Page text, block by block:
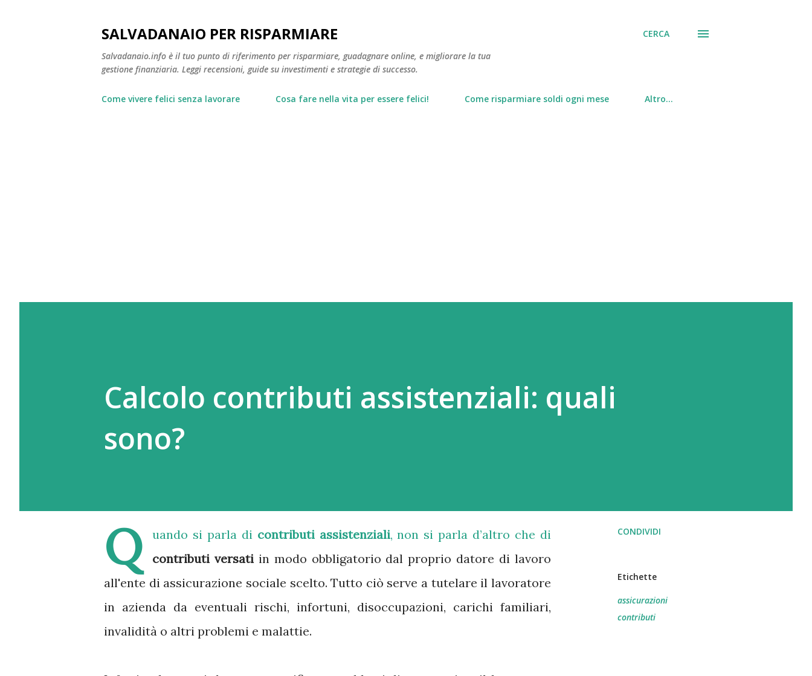
SALVADANAIO PER RISPARMIARE
Salvadanaio.info è il tuo punto di riferimento per risparmiare, guadagnare online, e migliorare la tua
gestione finanziaria. Leggi recensioni, guide su investimenti e strategie di successo.
CERCA
Come vivere felici senza lavorare Cosa fare nella vita per essere felici! Come risparmiare soldi ogni mese Altro…
Calcolo contributi assistenziali: quali
sono?
Q uando si parla di contributi assistenziali, non si parla d’altro che di
contributi versatiin modo obbligatorio dal proprio datore di lavoro
all'ente di assicurazione sociale scelto. Tutto ciò serve a tutelare il lavoratore
in azienda da eventuali rischi, infortuni, disoccupazioni, carichi familiari,
invalidità o altri problemi e malattie.
CONDIVIDI
Etichette
assicurazioni
contributi